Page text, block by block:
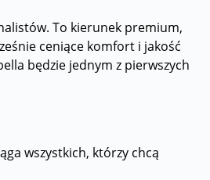
To kierunek premium,
ceniące komfort i jakość
będzie jednym z pierwszych
wszystkich, którzy chcą